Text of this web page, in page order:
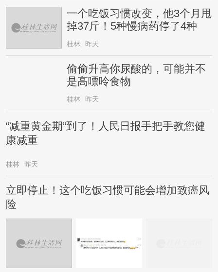
一个吃饭习惯改变，他3个月甩
掉37斤！5种慢病药停了4种
桂林 昨天
偷偷升高你尿酸的，可能并不
是高嘌呤食物
桂林 昨天
“减重黄金期”到了！人民日报手把手教您健
康减重
桂林 昨天
立即停止！这个吃饭习惯可能会增加致癌风
险